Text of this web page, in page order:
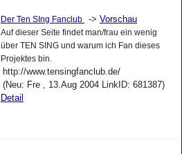
Der Ten SIng Fanclub -> Vorschau
Auf dieser Seite findet man/frau ein wenig
über TEN SING und warum ich Fan dieses
Projektes bin.
http://www.tensingfanclub.de/
(Neu: Fre , 13.Aug 2004 LinkID: 681387)
Detail